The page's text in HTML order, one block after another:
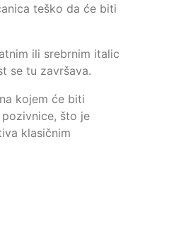
teško da će biti
ili srebrnim italic
se tu završava.
kojem će biti
što je
klasičnim